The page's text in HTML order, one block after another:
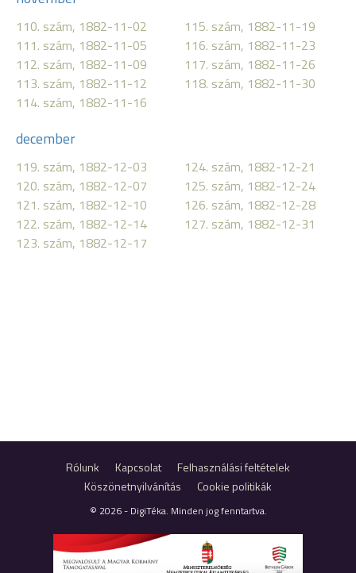
110. szám, 1882-11-02
111. szám, 1882-11-05
112. szám, 1882-11-09
113. szám, 1882-11-12
114. szám, 1882-11-16
115. szám, 1882-11-19
116. szám, 1882-11-23
117. szám, 1882-11-26
118. szám, 1882-11-30
december
119. szám, 1882-12-03
120. szám, 1882-12-07
121. szám, 1882-12-10
122. szám, 1882-12-14
123. szám, 1882-12-17
124. szám, 1882-12-21
125. szám, 1882-12-24
126. szám, 1882-12-28
127. szám, 1882-12-31
Rólunk Kapcsolat
Felhasználási feltételek
Köszönetnyilvánítás
Cookie politikák
© 2026 - DigiTéka. Minden jog fenntartva.